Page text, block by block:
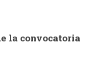
la convocatoria